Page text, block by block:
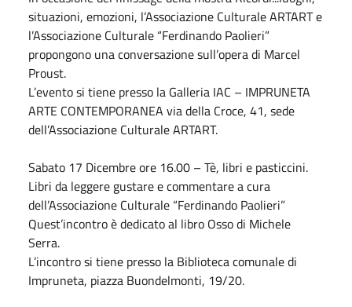
situazioni, emozioni, l’Associazione Culturale ARTART e
l’Associazione Culturale “Ferdinando Paolieri”
propongono una conversazione sull’opera di Marcel
Proust.
L’evento si tiene presso la Galleria IAC – IMPRUNETA
ARTE CONTEMPORANEA via della Croce, 41, sede
dell’Associazione Culturale ARTART.
Sabato 17 Dicembreore 16.00 – Tè, libri e pasticcini.
Libri da leggere gustare e commentare a cura
dell’Associazione Culturale “Ferdinando Paolieri”
Quest’incontro è dedicato al libro Osso di Michele
Serra.
L’incontro si tiene presso la Biblioteca comunale di
Impruneta, piazza Buondelmonti, 19/20.